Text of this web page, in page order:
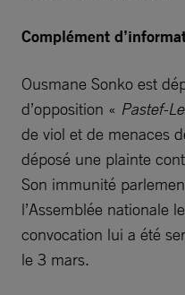
Complément
Ousmane Sonko est
d’opposition « Pastef-
de viol et de menaces
déposé une plainte
Son immunité
l’Assemblée nationale
convocation lui a été
le 3 mars.